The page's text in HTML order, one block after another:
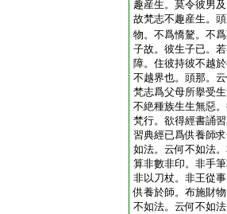
趣産生。莫令彼男
故梵志不趣産生。
物。不爲憍驁。不
子故。彼生子已。
障。住彼持彼不越
不越界也。頭那。
梵志爲父母所擧受
不絶種族生生無惡
梵行。欲得經書誦
習典經已爲供養師
如法。云何不如法
算非數非印。非手
非以刀杖。非王從
供養於師。布施財
不如法。云何不如